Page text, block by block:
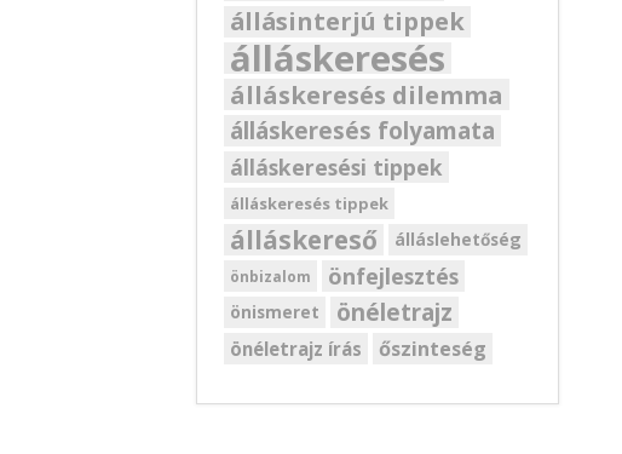
állásinterjú tippek
álláskeresés
álláskeresés dilemma
álláskeresés folyamata
álláskeresési tippek
álláskeresés tippek
álláskereső álláslehetőség
önbizalom önfejlesztés
önismeret önéletrajz
önéletrajz írás őszinteség